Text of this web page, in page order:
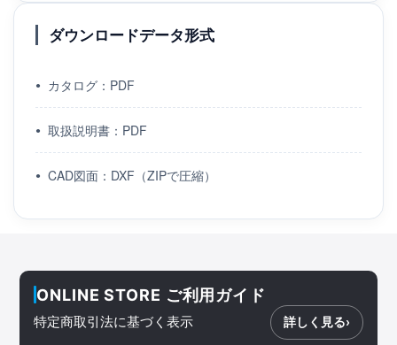
ダウンロードデータ形式
カタログ：PDF
取扱説明書：PDF
CAD図面：DXF（ZIPで圧縮）
ONLINE STORE ご利用ガイド
特定商取引法に基づく表示 詳しく見る›